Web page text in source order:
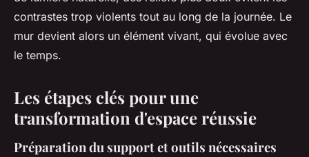
contrastes trop violents tout au long de la journée. Le
mur devient alors un élément vivant, qui évolue avec
le temps.
Les étapes clés pour une
transformation d'espace réussie
Préparation du support et outils nécessaires